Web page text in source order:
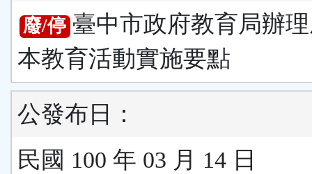
廢/停 臺中市政府教育局辦
本教育活動實施要點
公發布日：
民國 100 年 03 月 14 日